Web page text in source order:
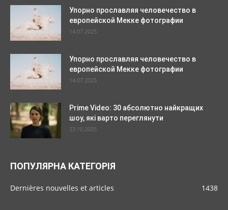
Упорно прославляя человечество в
европейской Мекке фотографии
14.07.2025
Упорно прославляя человечество в
европейской Мекке фотографии
14.07.2025
Prime Video: 30 абсолютно найкращих
шоу, які варто переглянути
23.10.2025
ПОПУЛЯРНА КАТЕГОРІЯ
Dernières nouvelles et articles 1438